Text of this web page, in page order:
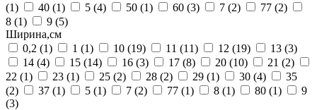
(1)
40 (1) 5 (4) 50 (1) 60 (3) 7 (2) 77 (2)
8 (1) 9 (5)
Ширина,см
0,2 (1) 1 (1) 10 (19) 11 (11) 12 (19) 13 (3)
14 (4) 15 (14) 16 (3) 17 (8) 20 (10) 21 (2)
22 (1) 23 (1) 25 (2) 28 (2) 29 (1) 30 (4)
35
(2)
37 (1) 5 (1) 7 (2) 77 (1) 8 (1) 80 (1)
9
(3)